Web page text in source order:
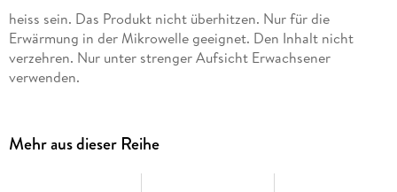
- Längeren direkten Hautkontakt vermeiden.
- Die angegebene Erwärmungszeit und Wattzahl unbedingt
einhalten.
- Vorsicht beim Herausnehmen aus der Mikrowelle oder dem
Den Inhalt nicht verzehren.
heiss sein. Das Produkt nicht überhitzen. Nur für die
Erwärmung in der Mikrowelle geeignet. Den Inhalt nicht
verzehren. Nur unter strenger Aufsicht Erwachsener
verwenden.
Mehr aus dieser Reihe